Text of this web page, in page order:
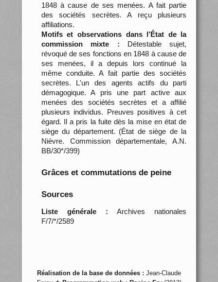
1848 à cause de ses menées. A fait partie
des sociétés secrètes. A reçu plusieurs
affiliations.
Motifs et observations dans l’État de la
commission mixte : Détestable sujet,
révoqué de ses fonctions en 1848 à cause de
ses menées, il a depuis lors continué la
même conduite. A fait partie des sociétés
secrètes. L'un des agents actifs du parti
démagogique. A pris une part active aux
menées des sociétés secrètes et a affilié
plusieurs individus. Preuves positives à cet
égard. Il a pris la fuite dès la mise en état de
siège du département. (État de siège de la
Nièvre. Commission départementale, A.N.
BB/30*/399)
Grâces et commutations de peine
Sources
Liste générale : Archives nationales
F/7/*/2589
Réalisation de la base de données : Jean-Claude